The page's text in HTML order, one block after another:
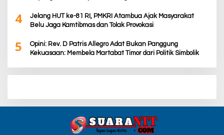
4
Jelang HUT ke-81 RI, PMKRI Atambua Ajak Masyarakat
Belu Jaga Kamtibmas dan Tolak Provokasi
5
Opini: Rev. D Patris Allegro Adat Bukan Panggung
Kekuasaan: Membela Martabat Timor dari Politik Simbolik